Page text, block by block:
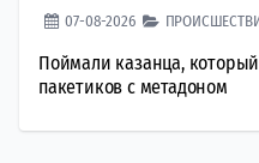
07-08-2026
Поймали казанца,
пакетиков с метадоном